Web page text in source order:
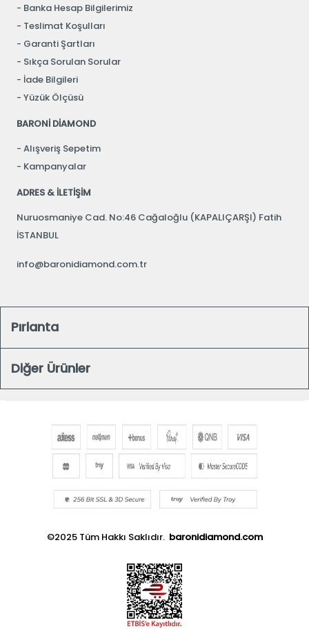
Banka Hesap Bilgilerimiz
Teslimat Koşulları
Garanti Şartları
Sıkça Sorulan Sorular
İade Bilgileri
Yüzük Ölçüsü
BARONİ DİAMOND
Alışveriş Sepetim
Kampanyalar
ADRES & İLETİŞİM
Nuruosmaniye Cad. No:46 Cağaloğlu (KAPALIÇARŞI) Fatih
İSTANBUL
info@baronidiamond.com.tr
Pırlanta
Diğer Ürünler
©2025 Tüm Hakkı Saklıdır. baronidiamond.com